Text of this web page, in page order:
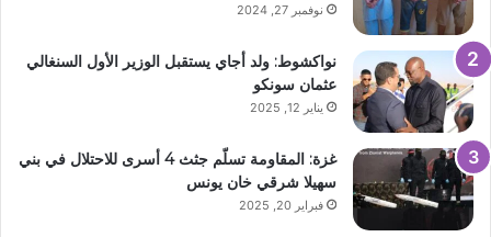
نوفمبر 27, 2024
نواكشوط: ولد أجاي يستقبل الوزير الأول السنغالي
عثمان سونكو
يناير 12, 2025
غزة: المقاومة تسلّم جثث 4 أسرى للاحتلال في بني
سهيلا شرقي خان يونس
فبراير 20, 2025